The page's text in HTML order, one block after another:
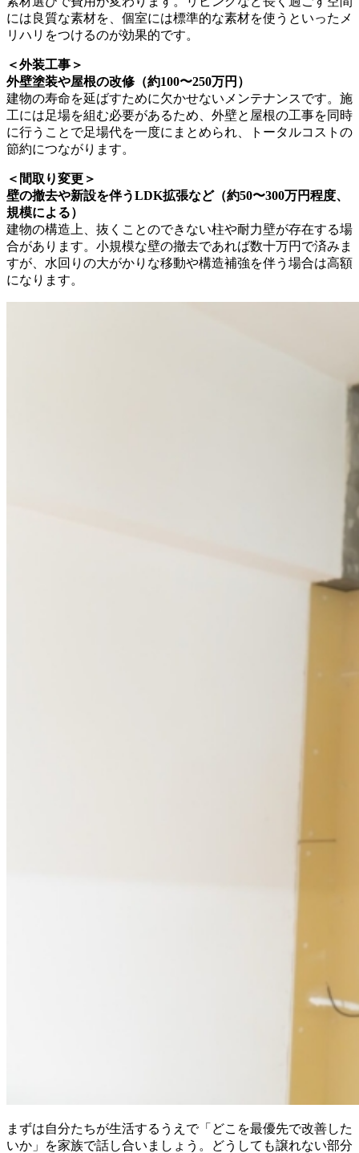
には良質な素材を、個室には標準的な素材を使うといったメ
リハリをつけるのが効果的です。
＜外装工事＞
外壁塗装や屋根の改修（約100〜250万円）
建物の寿命を延ばすために欠かせないメンテナンスです。施
工には足場を組む必要があるため、外壁と屋根の工事を同時
に行うことで足場代を一度にまとめられ、トータルコストの
節約につながります。
＜間取り変更＞
壁の撤去や新設を伴うLDK拡張など（約50〜300万円程度、
規模による）
建物の構造上、抜くことのできない柱や耐力壁が存在する場
合があります。小規模な壁の撤去であれば数十万円で済みま
すが、水回りの大がかりな移動や構造補強を伴う場合は高額
になります。
まずは自分たちが生活するうえで「どこを最優先で改善した
いか」を家族で話し合いましょう。どうしても譲れない部分